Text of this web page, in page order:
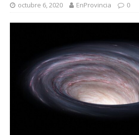
octubre 6, 2020 EnProvincia 0